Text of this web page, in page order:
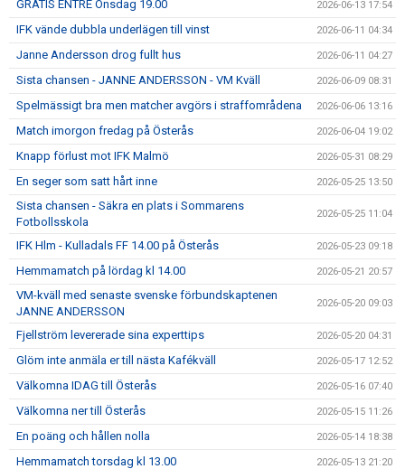
GRATIS ENTRÉ Onsdag 19.00 2026-06-13 17:54
IFK vände dubbla underlägen till vinst 2026-06-11 04:34
Janne Andersson drog fullt hus 2026-06-11 04:27
Sista chansen - JANNE ANDERSSON - VM Kväll 2026-06-09 08:31
Spelmässigt bra men matcher avgörs i straffområdena 2026-06-06 13:16
Match imorgon fredag på Österås 2026-06-04 19:02
Knapp förlust mot IFK Malmö 2026-05-31 08:29
En seger som satt hårt inne 2026-05-25 13:50
Sista chansen - Säkra en plats i Sommarens
Fotbollsskola
2026-05-25 11:04
IFK Hlm - Kulladals FF 14.00 på Österås 2026-05-23 09:18
Hemmamatch på lördag kl 14.00 2026-05-21 20:57
VM-kväll med senaste svenske förbundskaptenen
JANNE ANDERSSON
2026-05-20 09:03
Fjellström levererade sina experttips 2026-05-20 04:31
Glöm inte anmäla er till nästa Kafékväll 2026-05-17 12:52
Välkomna IDAG till Österås 2026-05-16 07:40
Välkomna ner till Österås 2026-05-15 11:26
En poäng och hållen nolla 2026-05-14 18:38
Hemmamatch torsdag kl 13.00 2026-05-13 21:20